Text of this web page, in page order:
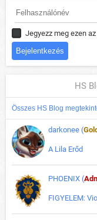
Jegyezz meg ezen
HS
Összes HS Blog
darkonee (
A Lila Erőd
PHOENIX (
FIGYELEM: